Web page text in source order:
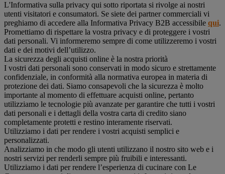
L'Informativa sulla privacy qui sotto riportata si rivolge ai nostri
utenti visitatori e consumatori. Se siete dei partner commerciali vi
preghiamo di accedere alla Informativa Privacy B2B accessibile qui.
Promettiamo di rispettare la vostra privacy e di proteggere i vostri
dati personali. Vi informeremo sempre di come utilizzeremo i vostri
dati e dei motivi dell’utilizzo.
La sicurezza degli acquisti online è la nostra priorità
I vostri dati personali sono conservati in modo sicuro e strettamente
confidenziale, in conformità alla normativa europea in materia di
protezione dei dati. Siamo consapevoli che la sicurezza è molto
importante al momento di effettuare acquisti online, pertanto
utilizziamo le tecnologie più avanzate per garantire che tutti i vostri
dati personali e i dettagli della vostra carta di credito siano
completamente protetti e restino interamente riservati.
Utilizziamo i dati per rendere i vostri acquisti semplici e
personalizzati.
Analizziamo in che modo gli utenti utilizzano il nostro sito web e i
nostri servizi per renderli sempre più fruibili e interessanti.
Utilizziamo i dati per rendere l’esperienza di cucinare con Le